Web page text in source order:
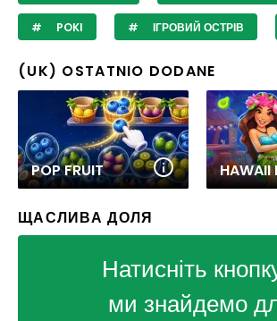
POKI ІГРОВИЙ ОСТРІВ
(UK) OSTATNIO DODANE
POP FRUIT
ЩАСЛИВА ДОЛЯ
Натисніть
ми знайдемо